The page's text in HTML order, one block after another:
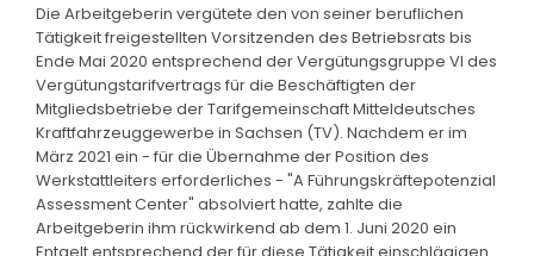
Die Arbeitgeberin vergütete den von seiner beruflichen
Tätigkeit freigestellten Vorsitzenden des Betriebsrats bis
Ende Mai 2020 entsprechend der Vergütungsgruppe VI des
Vergütungstarifvertrags für die Beschäftigten der
Mitgliedsbetriebe der Tarifgemeinschaft Mitteldeutsches
Kraftfahrzeuggewerbe in Sachsen (TV). Nachdem er im
März 2021 ein - für die Übernahme der Position des
Werkstattleiters erforderliches - "A Führungskräftepotenzial
Assessment Center" absolviert hatte, zahlte die
Arbeitgeberin ihm rückwirkend ab dem 1. Juni 2020 ein